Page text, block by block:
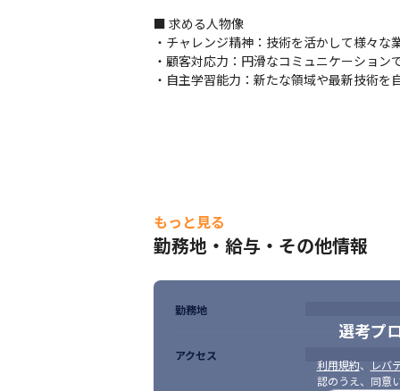
■ 求める人物像
・チャレンジ精神：技術を活かして様々
・顧客対応力：円滑なコミュニケーショ
・自主学習能力：新たな領域や最新技術
もっと見る
勤務地・給与・その他情報
選考プ
利用規約、
レバ
認のうえ、同意
勤務地
アクセス